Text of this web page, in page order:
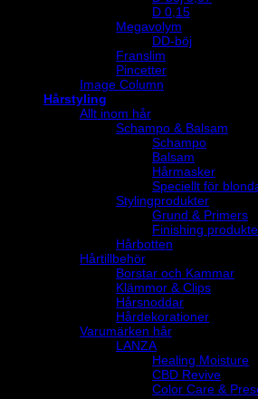
D 0,15
Megavolym
DD-böj
Franslim
Pincetter
Image Column
Hårstyling
Allt inom hår
Schampo & Balsam
Schampo
Balsam
Hårmasker
Speciellt för
Stylingprodukter
Grund & Primers
Finishing
Hårbotten
Hårtillbehör
Borstar och Kammar
Klämmor & Clips
Hårsnoddar
Hårdekorationer
Varumärken hår
LANZA
Healing Moisture
CBD Revive
Color Care &